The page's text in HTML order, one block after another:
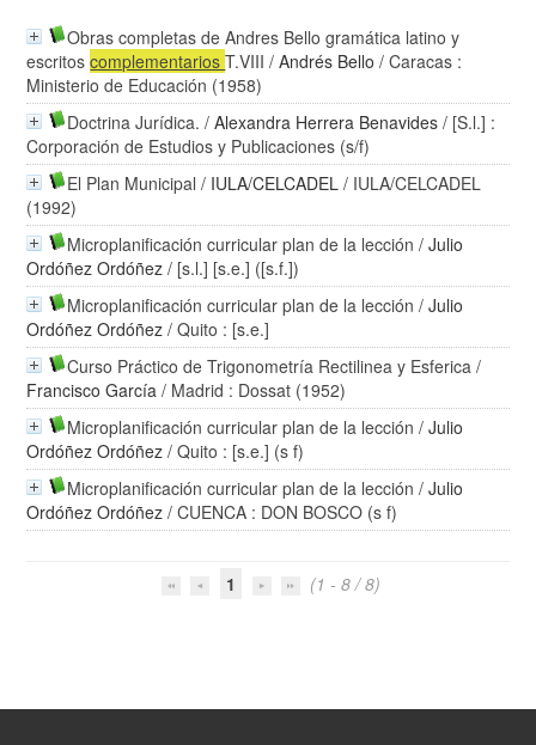
Obras completas de Andres Bello gramática latino y
escritoscomplementariosT.VIII /Andrés Bello / Caracas :
Ministerio de Educación (1958)
Doctrina Jurídica. /Alexandra Herrera Benavides / [S.l.] :
Corporación de Estudios y Publicaciones (s/f)
El Plan Municipal / IULA/CELCADEL / IULA/CELCADEL
(1992)
Microplanificación curricular plan de la lección /Julio
Ordóñez Ordóñez / [s.l.] [s.e.] ([s.f.])
Microplanificación curricular plan de la lección /Julio
Ordóñez Ordóñez / Quito : [s.e.]
Curso Práctico de Trigonometría Rectilinea y Esferica /
Francisco García / Madrid : Dossat (1952)
Microplanificación curricular plan de la lección /Julio
Ordóñez Ordóñez / Quito : [s.e.] (s f)
Microplanificación curricular plan de la lección /Julio
Ordóñez Ordóñez / CUENCA : DON BOSCO (s f)
1 (1 - 8 / 8)